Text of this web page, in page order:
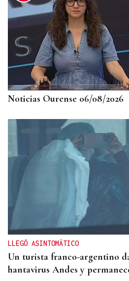
Noticias Ourense 06/08/2026
LLEGÓ ASINTOMÁTICO
Un turista franco-argentino
hantavirus Andes y